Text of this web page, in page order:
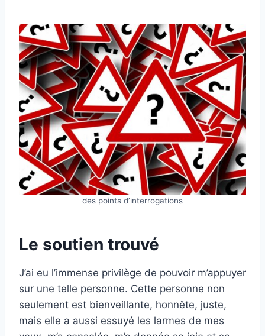
des points d’interrogations
Le soutien trouvé
J’ai eu l’immense privilège de pouvoir m’appuyer
sur une telle personne. Cette personne non
seulement est bienveillante, honnête, juste,
mais elle a aussi essuyé les larmes de mes